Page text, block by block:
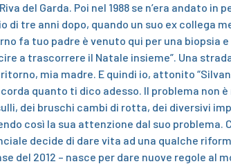
del Garda. Poi nel 1988 se n’era andato
di tre anni dopo, quando un suo ex collega
fa tuo padre è venuto qui per una biopsia
a trascorrere il Natale insieme”. Una
mia madre. E quindi io, attonito
quanto ti dico adesso. Il problema non
dei bruschi cambi di rotta, dei diversivi
così la sua attenzione dal suo problema.
decide di dare vita ad una qualche
2012 – nasce per dare nuove regole al